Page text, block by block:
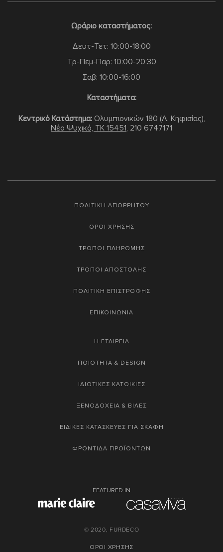
Ωράριο καταστήματος:
Δευτ-Τετ: 10:00-18:00
Τρ-Πεμ-Παρ: 10:00-20:30
Σαβ: 10:00-16:00
Καταστήματα:
Κεντρικό Κατάστημα:Ολυμπιονικών 180 (Λ. Κηφισίας),
Νέο Ψυχικό, TK 15451, 210 6747171
ΠΟΛΙΤΙΚΗ ΑΠΟΡΡΗΤΟΥ
ΟΡΟΙ ΧΡΗΣΗΣ
ΤΡΟΠΟΙ ΠΛΗΡΩΜΗΣ
ΤΡΟΠΟΙ ΑΠΟΣΤΟΛΗΣ
ΠΟΛΙΤΙΚΗ ΕΠΙΣΤΡΟΦΗΣ
ΕΠΙΚΟΙΝΩΝΙΑ
Η ΕΤΑΙΡΕΙΑ
ΠΟΙΟΤΗΤΑ & DESIGN
ΙΔΙΩΤΙΚΕΣ ΚΑΤΟΙΚΙΕΣ
ΞΕΝΟΔΟΧΕΙΑ & ΒΙΛΕΣ
ΕΙΔΙΚΕΣ ΚΑΤΑΣΚΕΥΕΣ ΓΙΑ ΣΚΑΦΗ
ΦΡΟΝΤΙΔΑ ΠΡΟΪΟΝΤΩΝ
FEATURED IN
© 2020, FURDECO
ΟΡΟΙ ΧΡΗΣΗΣ